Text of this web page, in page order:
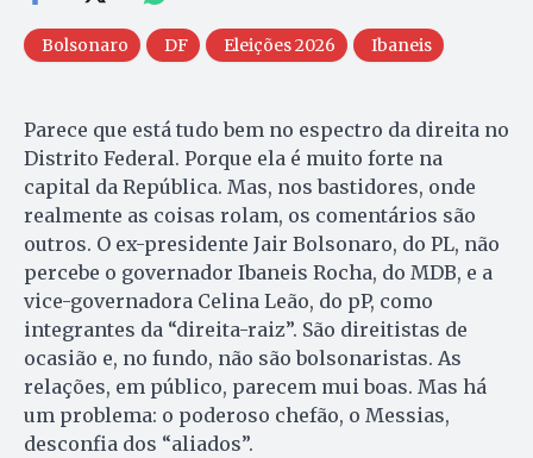
Bolsonaro DF Eleições 2026 Ibaneis
Parece que está tudo bem no espectro da direita no
Distrito Federal. Porque ela é muito forte na
capital da República. Mas, nos bastidores, onde
realmente as coisas rolam, os comentários são
outros. O ex-presidente Jair Bolsonaro, do PL, não
percebe o governador Ibaneis Rocha, do MDB, e a
vice-governadora Celina Leão, do pP, como
integrantes da “direita-raiz”. São direitistas de
ocasião e, no fundo, não são bolsonaristas. As
relações, em público, parecem mui boas. Mas há
um problema: o poderoso chefão, o Messias,
desconfia dos “aliados”.